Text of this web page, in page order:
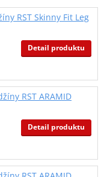
RST Skinny Fit Leg
Detail produktu
RST ARAMID
Detail produktu